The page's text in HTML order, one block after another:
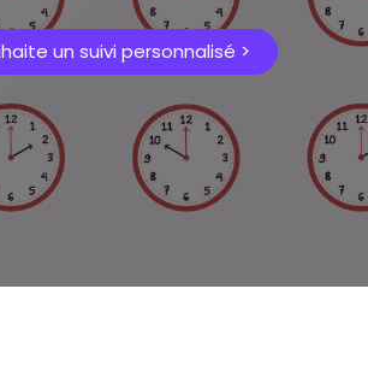
un suivi personnalisé >